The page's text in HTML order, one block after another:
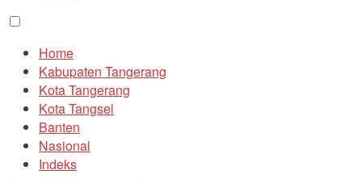
Home
Kabupaten Tangerang
Kota Tangerang
Kota Tangsel
Banten
Nasional
Indeks